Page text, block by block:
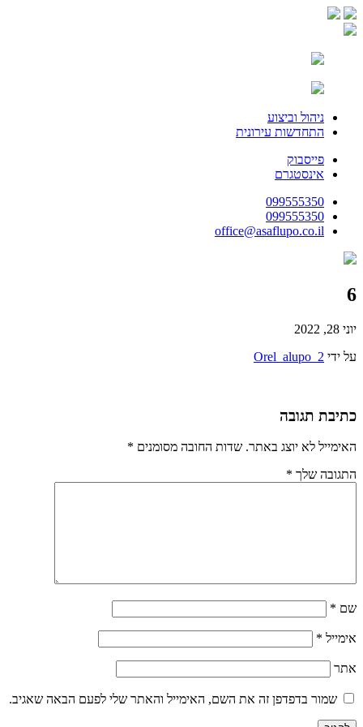
ניהול וביצוע
התחדשות עירונית
פייסבוק
אינסטגרם
099555350
099555350
office@asaflupo.co.il
6
יוני 28, 2022
על ידי Orel_alupo_2
כתיבת תגובה
האימייל לא יוצג באתר. שדות החובה מסומנים *
התגובה שלך *
שם *
אימייל *
אתר
שמור בדפדפן זה את השם, האימייל והאתר שלי לפעם הבאה שאגיב.